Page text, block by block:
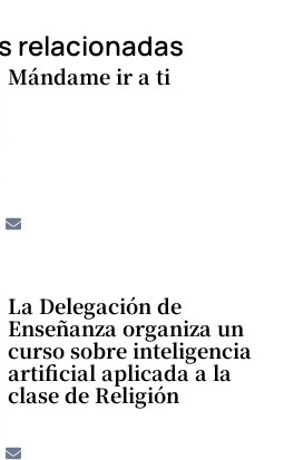
relacionadas
Mándame ir a ti
La Delegación de
Enseñanza organiza un
curso sobre inteligencia
artificial aplicada a la
clase de Religión